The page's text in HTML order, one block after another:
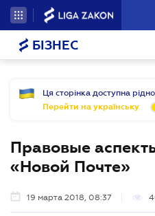
БІЗНЕС
Ця сторінка доступна
Перейти на українську
Правовые
«Новой Почте»
19 марта 2018, 08:37